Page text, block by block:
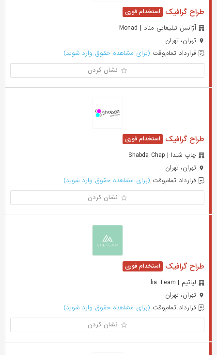
طراح گرافیک
آژانس تبلیغاتی مناد | Monad
تهران، تهران
قرارداد تمام‌وقت (برای مشاهده حقوق وارد شوید)
نشان کردن
طراح گرافیک
چاپ شبدا | Shabda Chap
تهران، تهران
قرارداد تمام‌وقت (برای مشاهده حقوق وارد شوید)
نشان کردن
طراح گرافیک
لیاتیم | lia Team
تهران، تهران
قرارداد تمام‌وقت (برای مشاهده حقوق وارد شوید)
نشان کردن